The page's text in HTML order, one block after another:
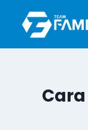
content